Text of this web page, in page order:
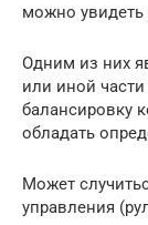
можно увидеть
Одним из них
или иной
балансировку
обладать
Может
управления